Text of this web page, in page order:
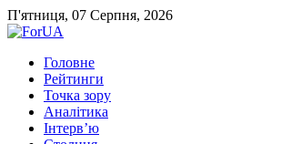
П'ятниця, 07 Серпня, 2026
Головне
Рейтинги
Точка зору
Аналітика
Інтерв’ю